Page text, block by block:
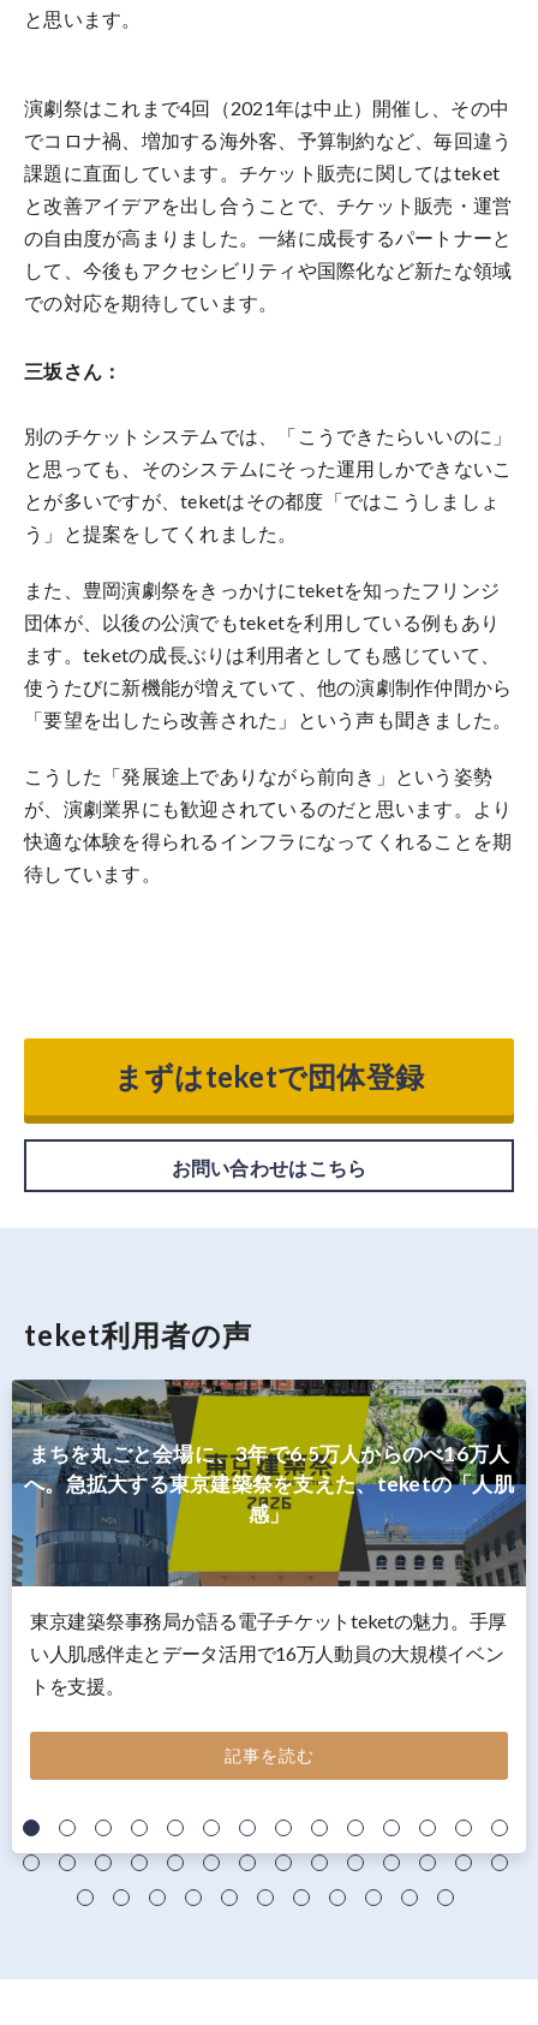
と思います。
演劇祭はこれまで4回（2021年は中止）開催し、その中
でコロナ禍、増加する海外客、予算制約など、毎回違う
課題に直面しています。チケット販売に関してはteket
と改善アイデアを出し合うことで、チケット販売・運営
の自由度が高まりました。一緒に成長するパートナーと
して、今後もアクセシビリティや国際化など新たな領域
での対応を期待しています。
三坂さん：
別のチケットシステムでは、「こうできたらいいのに」
と思っても、そのシステムにそった運用しかできないこ
とが多いですが、teketはその都度「ではこうしましょ
う」と提案をしてくれました。
また、豊岡演劇祭をきっかけにteketを知ったフリンジ
団体が、以後の公演でもteketを利用している例もあり
ます。teketの成長ぶりは利用者としても感じていて、
使うたびに新機能が増えていて、他の演劇制作仲間から
「要望を出したら改善された」という声も聞きました。
こうした「発展途上でありながら前向き」という姿勢
が、演劇業界にも歓迎されているのだと思います。より
快適な体験を得られるインフラになってくれることを期
待しています。
まずはteketで団体登録
お問い合わせはこちら
teket利用者の声
まちを丸ごと会場に、3年で6.5万人からのべ16万人
へ。急拡大する東京建築祭を支えた、teketの「人肌
感」
東京建築祭事務局が語る電子チケットteketの魅力。手厚
い人肌感伴走とデータ活用で16万人動員の大規模イベン
トを支援。
記事を読む